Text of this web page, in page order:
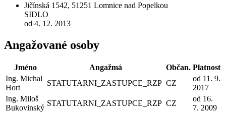
Jičínská 1542, 51251 Lomnice nad Popelkou
SIDLO
od 4. 12. 2013
Angažované osoby
Jméno Angažmá Občan. Platnost
Ing. Michal
Hort
STATUTARNI_ZASTUPCE_RZP CZ
od 11. 9.
2017
Ing. Miloš
Bukovinský
STATUTARNI_ZASTUPCE_RZP CZ
od 16.
7. 2009